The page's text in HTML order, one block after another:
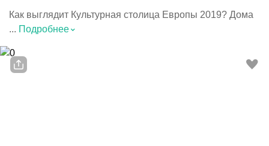
Как выглядит Культурная столица Европы 2019? Дома
... Подробнее⌃